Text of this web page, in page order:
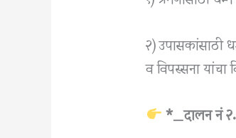
२) उपासकांसाठी
व विपस्सना यांचा
*_दालन नं